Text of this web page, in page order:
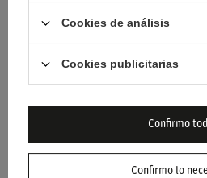
Cookies de análisis
Cookies publicitarias
Confirmo lo
Confirmo